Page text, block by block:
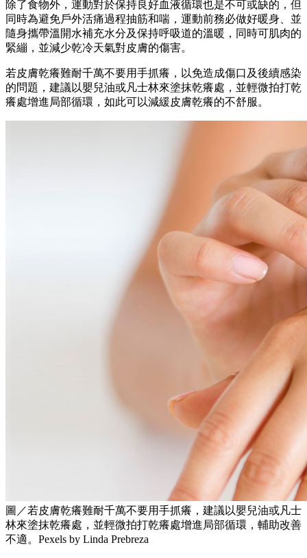
除了食物外，運動對於保持良好血液循環也是不可或缺的，但
同時為避免戶外活痛過程抽筋和喘，運動前務必做好暖身、並
隨身攜帶溫開水補充水分及保持呼吸道的溫暖，同時可肌肉的
緊繃，並減少乾冷天氣對皮膚的傷害。
若皮膚乾癢難耐千萬不要用手抓癢，以免造成傷口及後續感染
的問題，建議以嬰兒油或凡士林來塗抹乾癢處，並輕微拍打乾
癢處增進局部循環，如此可以減緩皮膚乾癢的不舒服。
圖／若皮膚乾癢難耐千萬不要用手抓癢，建議以嬰兒油或凡士
林來塗抹乾癢處，並輕微拍打乾癢處增進局部循環，輔助改善
不適。Pexels by Linda Prebreza